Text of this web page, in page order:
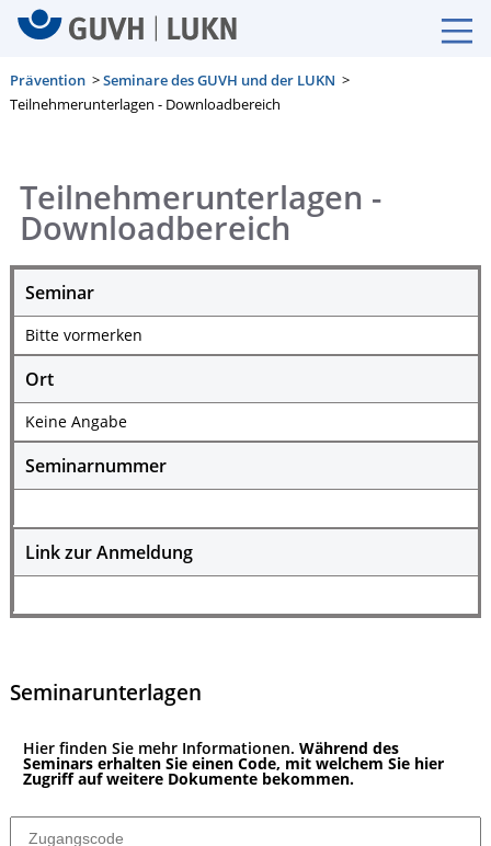
Prävention >Seminare des GUVH und der LUKN >
Teilnehmerunterlagen - Downloadbereich
Teilnehmerunterlagen -
Downloadbereich
Seminar
Bitte vormerken
Ort
Keine Angabe
Seminarnummer
Link zur Anmeldung
Seminarunterlagen
Hier finden Sie mehr Informationen. Während des
Seminars erhalten Sie einen Code, mit welchem Sie hier
Zugriff auf weitere Dokumente bekommen.